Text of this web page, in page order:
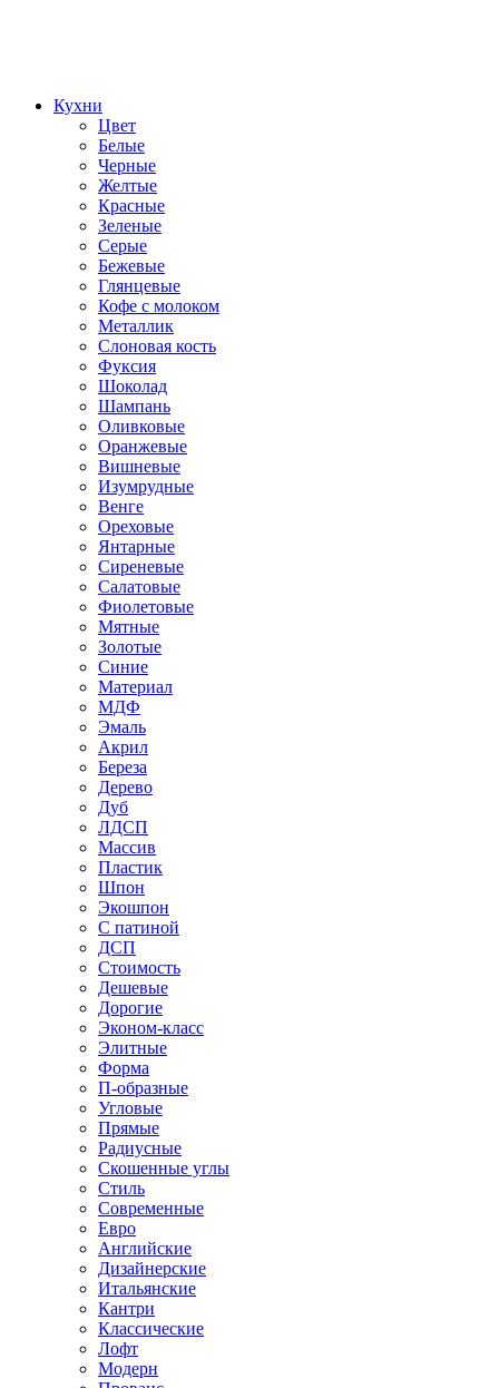
Кухни
Цвет
Белые
Черные
Желтые
Красные
Зеленые
Серые
Бежевые
Глянцевые
Кофе с молоком
Металлик
Слоновая кость
Фуксия
Шоколад
Шампань
Оливковые
Оранжевые
Вишневые
Изумрудные
Венге
Ореховые
Янтарные
Сиреневые
Салатовые
Фиолетовые
Мятные
Золотые
Синие
Материал
МДФ
Эмаль
Акрил
Береза
Дерево
Дуб
ЛДСП
Массив
Пластик
Шпон
Экошпон
С патиной
ДСП
Стоимость
Дешевые
Дорогие
Эконом-класс
Элитные
Форма
П-образные
Угловые
Прямые
Радиусные
Скошенные углы
Стиль
Современные
Евро
Английские
Дизайнерские
Итальянские
Кантри
Классические
Лофт
Модерн